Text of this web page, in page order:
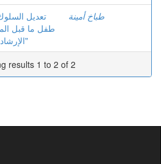
طفل ما قبل
الإرشاد النفسي باللعب"
طباخ أمينة
results 1 to 2 of 2